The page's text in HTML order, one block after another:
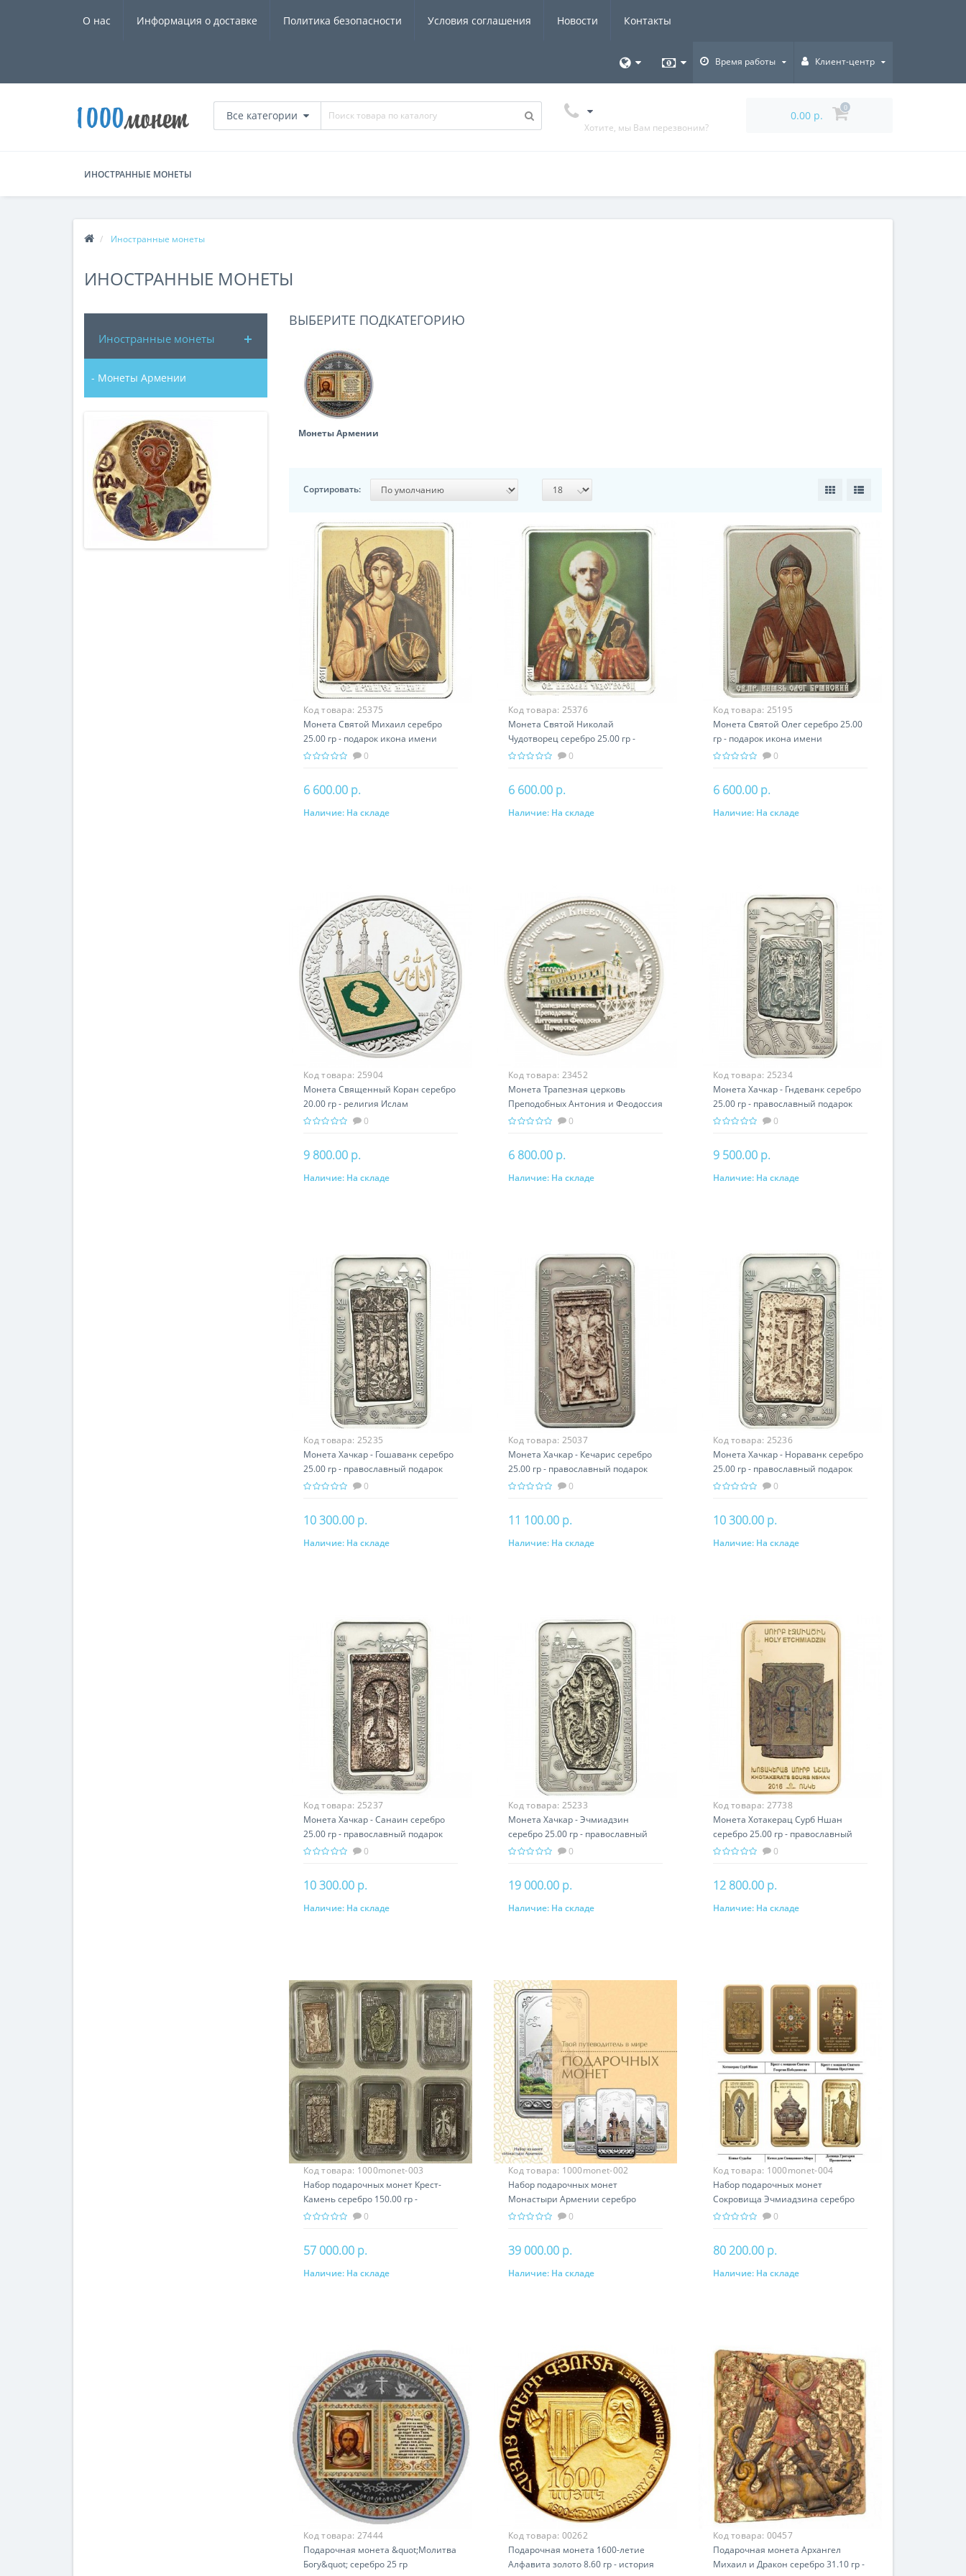
О нас Информация о доставке Политика безопасности Условия соглашения Новости Контакты
Время работы Клиент-центр
Все категории
Хотите, мы Вам перезвоним?
0.00 р.
0
ИНОСТРАННЫЕ МОНЕТЫ
Иностранные монеты
ИНОСТРАННЫЕ МОНЕТЫ
Иностранные монеты
- Монеты Армении
ВЫБЕРИТЕ ПОДКАТЕГОРИЮ
Монеты Армении
Сортировать:
Код товара: 25375
Монета Святой Михаил серебро
25.00 гр - подарок икона имени
0
6 600.00 р.
В корзину
Наличие: На складе
Код товара: 25376
Монета Святой Николай
Чудотворец серебро 25.00 гр -
подарок икона имени
0
6 600.00 р.
В корзину
Наличие: На складе
Код товара: 25195
Монета Святой Олег серебро 25.00
гр - подарок икона имени
0
6 600.00 р.
В корзину
Наличие: На складе
Код товара: 25904
Монета Священный Кoран серебро
20.00 гр - религия Ислам
0
9 800.00 р.
В корзину
Наличие: На складе
Код товара: 23452
Монета Трапезная церковь
Преподобных Антония и Феодоссия
Печерских серебро 31.10 гр
0
6 800.00 р.
В корзину
Наличие: На складе
Код товара: 25234
Монета Хачкар - Гндеванк серебро
25.00 гр - православный подарок
Армении
0
9 500.00 р.
В корзину
Наличие: На складе
Код товара: 25235
Монета Хачкар - Гошаванк серебро
25.00 гр - православный подарок
Армении
0
10 300.00 р.
В корзину
Наличие: На складе
Код товара: 25037
Монета Хачкар - Кечарис серебро
25.00 гр - православный подарок
Армении
0
11 100.00 р.
В корзину
Наличие: На складе
Код товара: 25236
Монета Хачкар - Нораванк серебро
25.00 гр - православный подарок
Армении
0
10 300.00 р.
В корзину
Наличие: На складе
Код товара: 25237
Монета Хачкар - Санаин серебро
25.00 гр - православный подарок
Армении
0
10 300.00 р.
В корзину
Наличие: На складе
Код товара: 25233
Монета Хачкар - Эчмиадзин
серебро 25.00 гр - православный
подарок Армении
0
19 000.00 р.
В корзину
Наличие: На складе
Код товара: 27738
Монета Хотакерац Сурб Ншан
серебро 25.00 гр - православный
подарок Армении
0
12 800.00 р.
В корзину
Наличие: На складе
Код товара: 1000monet-003
Набор подарочных монет Крест-
Камень серебро 150.00 гр -
провославный подарок Армении,
0
57 000.00 р.
В корзину
Наличие: На складе
Код товара: 1000monet-002
Набор подарочных монет
Монастыри Армении серебро
150.00 гр - православный подарок
0
39 000.00 р.
В корзину
Наличие: На складе
Код товара: 1000monet-004
Набор подарочных монет
Сокровища Эчмиадзина серебро
150.00 гр - православный подарок
0
80 200.00 р.
В корзину
Наличие: На складе
Код товара: 27444
Подарочная монета &quot;Молитва
Богу&quot; серебро 25 гр
Код товара: 00262
Подарочная монета 1600-летие
Алфавита золото 8.60 гр - история
Код товара: 00457
Подарочная монета Архангел
Михаил и Дракон серебро 31.10 гр -